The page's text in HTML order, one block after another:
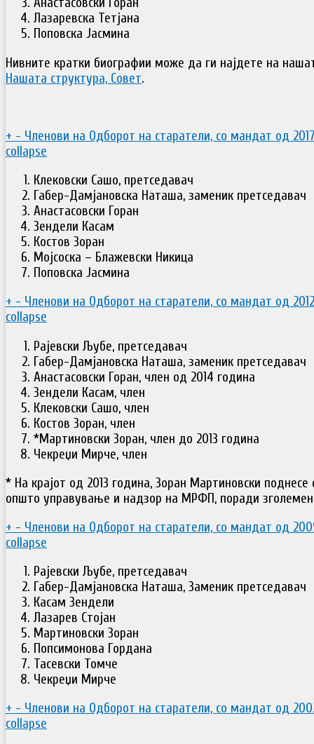
Анастасовски Горан
Лазаревска Тетјана
Поповска Јасмина
Нивните кратки биографии може да ги најдете на
Нашата структура, Совет.
+ - Членови на Одборот на старатели, со мандат од
collapse
Клековски Сашо, претседавач
Габер-Дамјановска Наташа, заменик претседавач
Анастасовски Горан
Зендели Касам
Костов Зоран
Мојсоска – Блажевски Никица
Поповска Јасмина
+ - Членови на Одборот на старатели, со мандат од
collapse
Рајевски Љубе, претседавач
Габер-Дамјановска Наташа, заменик претседавач
Анастасовски Горан, член од 2014 година
Зендели Касам, член
Клековски Сашо, член
Костов Зоран, член
*Мартиновски Зоран, член до 2013 година
Чекреџи Мирче, член
* На крајот од 2013 година, Зоран Мартиновски поднесе
општо управување и надзор на МРФП, поради
+ - Членови на Одборот на старатели, со мандат од
collapse
Рајевски Љубе, претседавач
Габер-Дамјановска Наташа, Заменик претседавач
Касам Зендели
Лазарев Стојан
Мартиновски Зоран
Попсимонова Гордана
Тасевски Томче
Чекреџи Мирче
+ - Членови на Одборот на старатели, со мандат од
collapse